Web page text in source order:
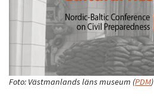
Foto: Västmanlands läns museum (PDM)